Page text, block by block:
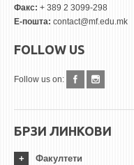
Факс: + 389 2 3099-298
Е-пошта: contact@mf.edu.mk
FOLLOW US
Follow us on:
БРЗИ ЛИНКОВИ
Факултети